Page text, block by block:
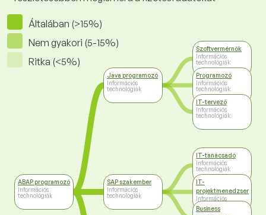
Általában (>15%)
Nem gyakori (5-15%)
Ritka (<5%)
ABAP programozó
Információs
technológiák
Java programozó
Információs
technológiák
SAP szakember
Információs
technológiák
Szoftvermérnök
Információs
technológiák
Programozó
Információs
technológiák
IT-tervező
Információs
technológiák
IT-tanácsadó
Információs
technológiák
IT-
projektmenedzser
Információs
technológiák
Business